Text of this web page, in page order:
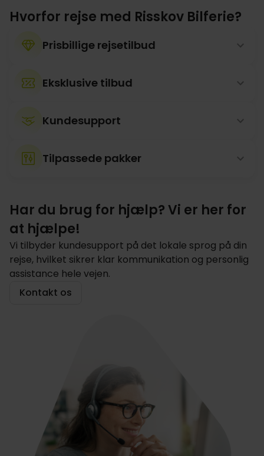
Hvorfor rejse med Risskov Bilferie?
Prisbillige rejsetilbud
Eksklusive tilbud
Kundesupport
Tilpassede pakker
Har du brug for hjælp? Vi er her for
at hjælpe!
Vi tilbyder kundesupport på det lokale sprog på din
rejse, hvilket sikrer klar kommunikation og personlig
assistance hele vejen.
Kontakt os